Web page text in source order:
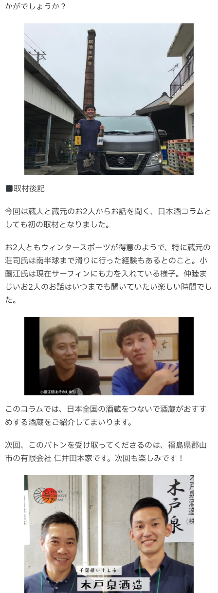
かがでしょうか？
取材後記
今回は蔵人と蔵元のお2人からお話を聞く、日本酒コラムと
しても初の取材となりました。
お2人ともウィンタースポーツが得意のようで、特に蔵元の
荘司氏は南半球まで滑りに行った経験もあるとのこと。小
薗江氏は現在サーフィンにも力を入れている様子。仲睦ま
じいお2人のお話はいつまでも聞いていたい楽しい時間でし
た。
このコラムでは、日本全国の酒蔵をつないで酒蔵がおすす
めする酒蔵をご紹介してまいります。
次回、このバトンを受け取ってくださるのは、福島県郡山
市の有限会社 仁井田本家です。次回も楽しみです！